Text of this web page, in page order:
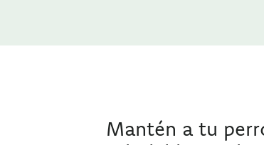
Mantén a tu